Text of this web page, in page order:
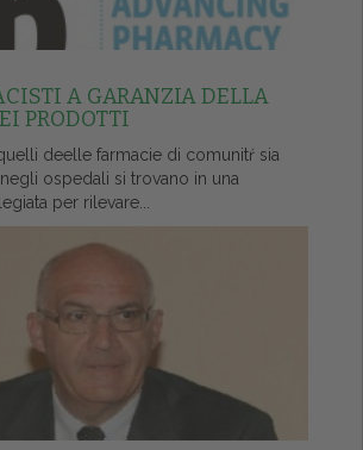
A GARANZIA DELLA
PRODOTTI
quelli deelle farmacie di comunitŕ sia
ospedali si trovano in una
per rilevare...